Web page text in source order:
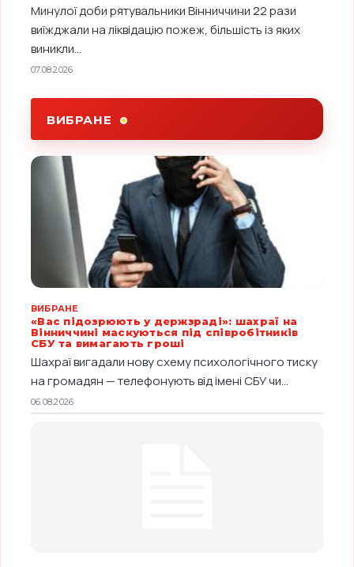
Минулої доби рятувальники Вінниччини 22 рази
виїжджали на ліквідацію пожеж, більшість із яких
виникли...
07.08.2026
ВИБРАНЕ
ВИБРАНЕ
«Вас підозрюють у держзраді»: шахраї на
Вінниччині маскуються під співробітників
СБУ та вимагають гроші
Шахраї вигадали нову схему психологічного тиску
на громадян — телефонують від імені СБУ чи...
06.08.2026